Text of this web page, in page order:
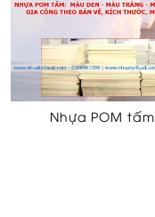
Nhựa POM tấm